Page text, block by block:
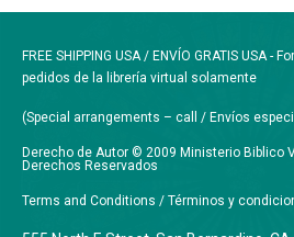
FREE SHIPPING USA / ENVÍO GRATIS USA -
pedidos de la librería virtual solamente
(Special arrangements – call / Envíos
Derecho de Autor © 2009 Ministerio Biblico
Derechos Reservados
Terms and Conditions / Términos y